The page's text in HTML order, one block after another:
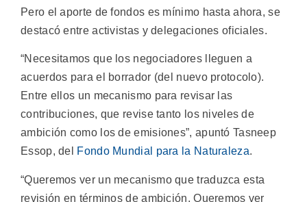
Pero el aporte de fondos es mínimo hasta ahora, se
destacó entre activistas y delegaciones oficiales.
“Necesitamos que los negociadores lleguen a
acuerdos para el borrador (del nuevo protocolo).
Entre ellos un mecanismo para revisar las
contribuciones, que revise tanto los niveles de
ambición como los de emisiones”, apuntó Tasneep
Essop, del Fondo Mundial para la Naturaleza.
“Queremos ver un mecanismo que traduzca esta
revisión en términos de ambición. Queremos ver